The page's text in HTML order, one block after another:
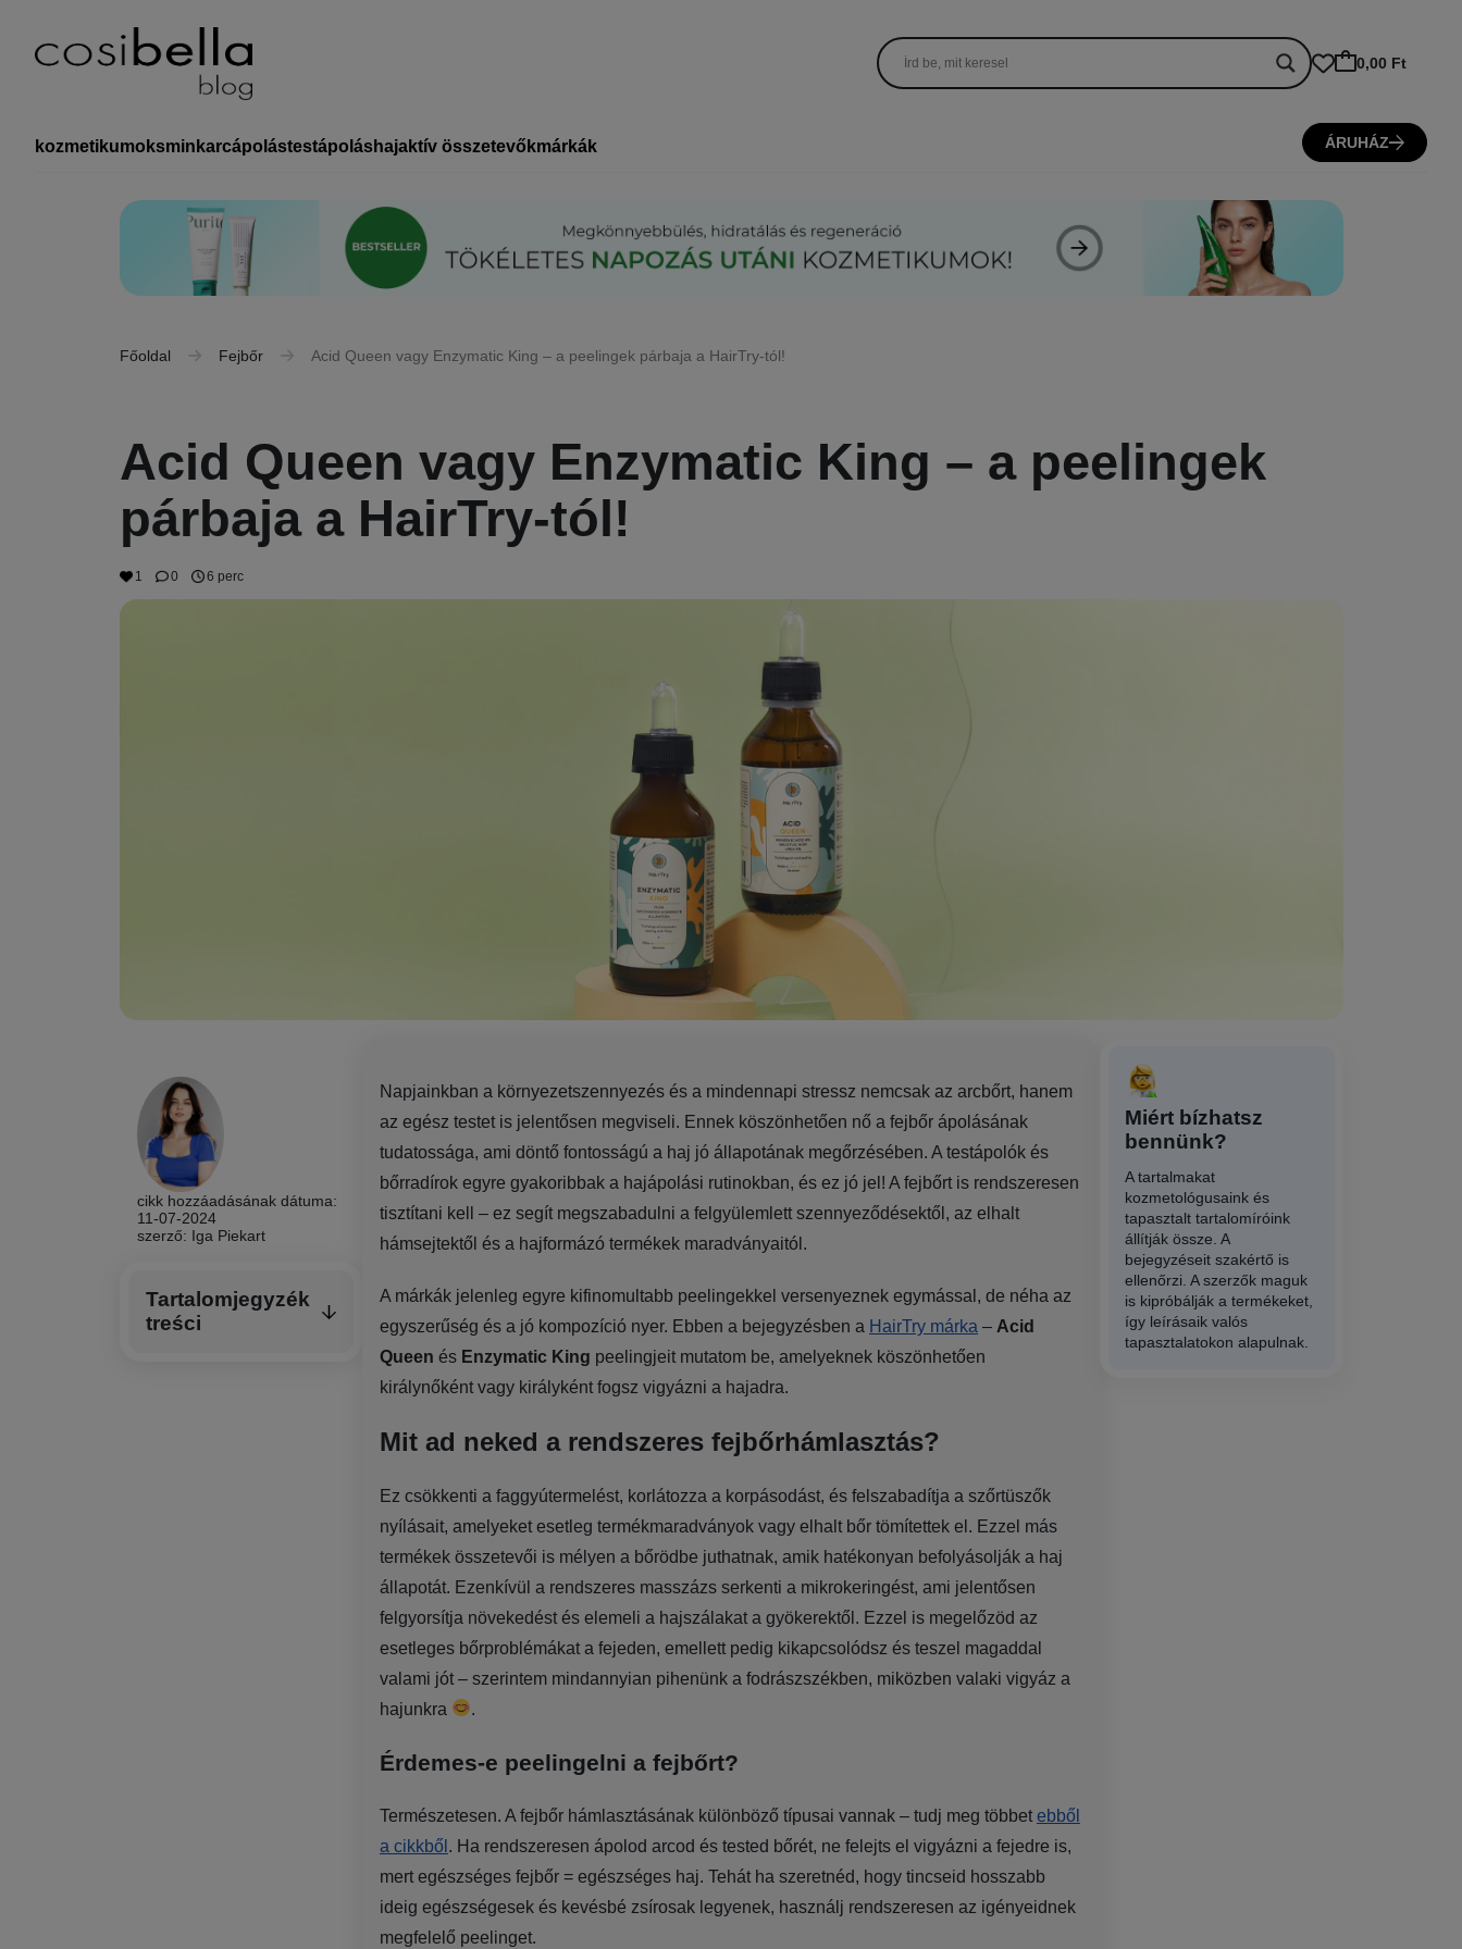
0,00 Ft
kozmetikumoksminkarcápolástestápoláshajaktív összetevőkmárkák ÁRUHÁZ
Főoldal Fejbőr Acid Queen vagy Enzymatic King – a peelingek párbaja a HairTry-tól!
Acid Queen vagy Enzymatic King – a peelingek
párbaja a HairTry-tól!
1 0 6 perc
cikk hozzáadásának dátuma:
11-07-2024
szerző: Iga Piekart
Tartalomjegyzék
treści
Napjainkban a környezetszennyezés és a mindennapi stressz nemcsak az arcbőrt, hanem
az egész testet is jelentősen megviseli. Ennek köszönhetően nő a fejbőr ápolásának
tudatossága, ami döntő fontosságú a haj jó állapotának megőrzésében. A testápolók és
bőrradírok egyre gyakoribbak a hajápolási rutinokban, és ez jó jel! A fejbőrt is rendszeresen
tisztítani kell – ez segít megszabadulni a felgyülemlett szennyeződésektől, az elhalt
hámsejtektől és a hajformázó termékek maradványaitól.
A márkák jelenleg egyre kifinomultabb peelingekkel versenyeznek egymással, de néha az
egyszerűség és a jó kompozíció nyer. Ebben a bejegyzésben a HairTry márka – Acid
Queen és Enzymatic King peelingjeit mutatom be, amelyeknek köszönhetően
királynőként vagy királyként fogsz vigyázni a hajadra.
Mit ad neked a rendszeres fejbőrhámlasztás?
Ez csökkenti a faggyútermelést, korlátozza a korpásodást, és felszabadítja a szőrtüszők
nyílásait, amelyeket esetleg termékmaradványok vagy elhalt bőr tömítettek el. Ezzel más
termékek összetevői is mélyen a bőrödbe juthatnak, amik hatékonyan befolyásolják a haj
állapotát. Ezenkívül a rendszeres masszázs serkenti a mikrokeringést, ami jelentősen
felgyorsítja növekedést és elemeli a hajszálakat a gyökerektől. Ezzel is megelőzöd az
esetleges bőrproblémákat a fejeden, emellett pedig kikapcsolódsz és teszel magaddal
valami jót – szerintem mindannyian pihenünk a fodrászszékben, miközben valaki vigyáz a
hajunkra
.
Érdemes-e peelingelni a fejbőrt?
Természetesen. A fejbőr hámlasztásának különböző típusai vannak – tudj meg többet ebből
a cikkből . Ha rendszeresen ápolod arcod és tested bőrét, ne felejts el vigyázni a fejedre is,
mert egészséges fejbőr = egészséges haj. Tehát ha szeretnéd, hogy tincseid hosszabb
ideig egészségesek és kevésbé zsírosak legyenek, használj rendszeresen az igényeidnek
megfelelő peelinget.
Miért bízhatsz
bennünk?
A tartalmakat
kozmetológusaink és
tapasztalt tartalomíróink
állítják össze. A
bejegyzéseit szakértő is
ellenőrzi. A szerzők maguk
is kipróbálják a termékeket,
így leírásaik valós
tapasztalatokon alapulnak.